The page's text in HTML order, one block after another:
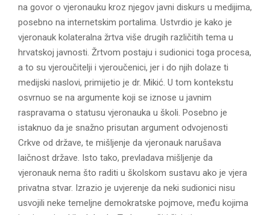
na govor o vjeronauku kroz njegov javni diskurs u medijima,
posebno na internetskim portalima. Ustvrdio je kako je
vjeronauk kolateralna žrtva više drugih različitih tema u
hrvatskoj javnosti. Žrtvom postaju i sudionici toga procesa,
a to su vjeroučitelji i vjeroučenici, jer i do njih dolaze ti
medijski naslovi, primijetio je dr. Mikić. U tom kontekstu
osvrnuo se na argumente koji se iznose u javnim
raspravama o statusu vjeronauka u školi. Posebno je
istaknuo da je snažno prisutan argument odvojenosti
Crkve od države, te mišljenje da vjeronauk narušava
laičnost države. Isto tako, prevladava mišljenje da
vjeronauk nema što raditi u školskom sustavu ako je vjera
privatna stvar. Izrazio je uvjerenje da neki sudionici nisu
usvojili neke temeljne demokratske pojmove, među kojima